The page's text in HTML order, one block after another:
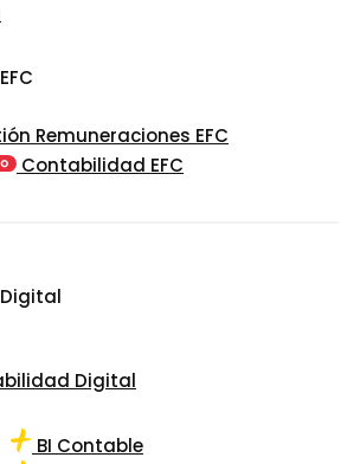
Remuneraciones EFC
Contabilidad EFC
Digital
BI Contable